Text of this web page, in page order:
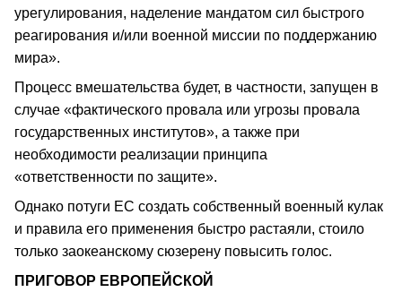
урегулирования, наделение мандатом сил быстрого
реагирования и/или военной миссии по поддержанию
мира».
Процесс вмешательства будет, в частности, запущен в
случае «фактического провала или угрозы провала
государственных институтов», а также при
необходимости реализации принципа
«ответственности по защите».
Однако потуги ЕС создать собственный военный кулак
и правила его применения быстро растаяли, стоило
только заокеанскому сюзерену повысить голос.
ПРИГОВОР ЕВРОПЕЙСКОЙ